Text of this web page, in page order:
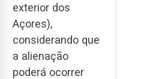
exterior dos
Açores),
considerando que
a alienação
poderá ocorrer